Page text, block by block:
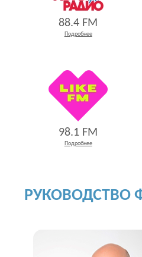
88.4 FM
Подробнее
98.1 FM
Подробнее
РУКОВОДСТВО